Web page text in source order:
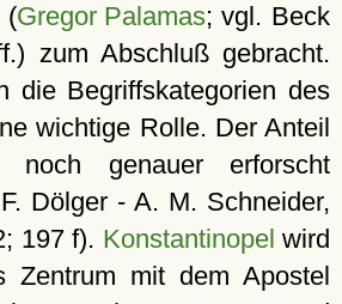
(Gregor Palamas; vgl. Beck
zum Abschluß gebracht.
die Begriffskategorien des
wichtige Rolle. Der Anteil
genauer erforscht
Dölger - A. M. Schneider,
197 f). Konstantinopel wird
Zentrum mit dem Apostel